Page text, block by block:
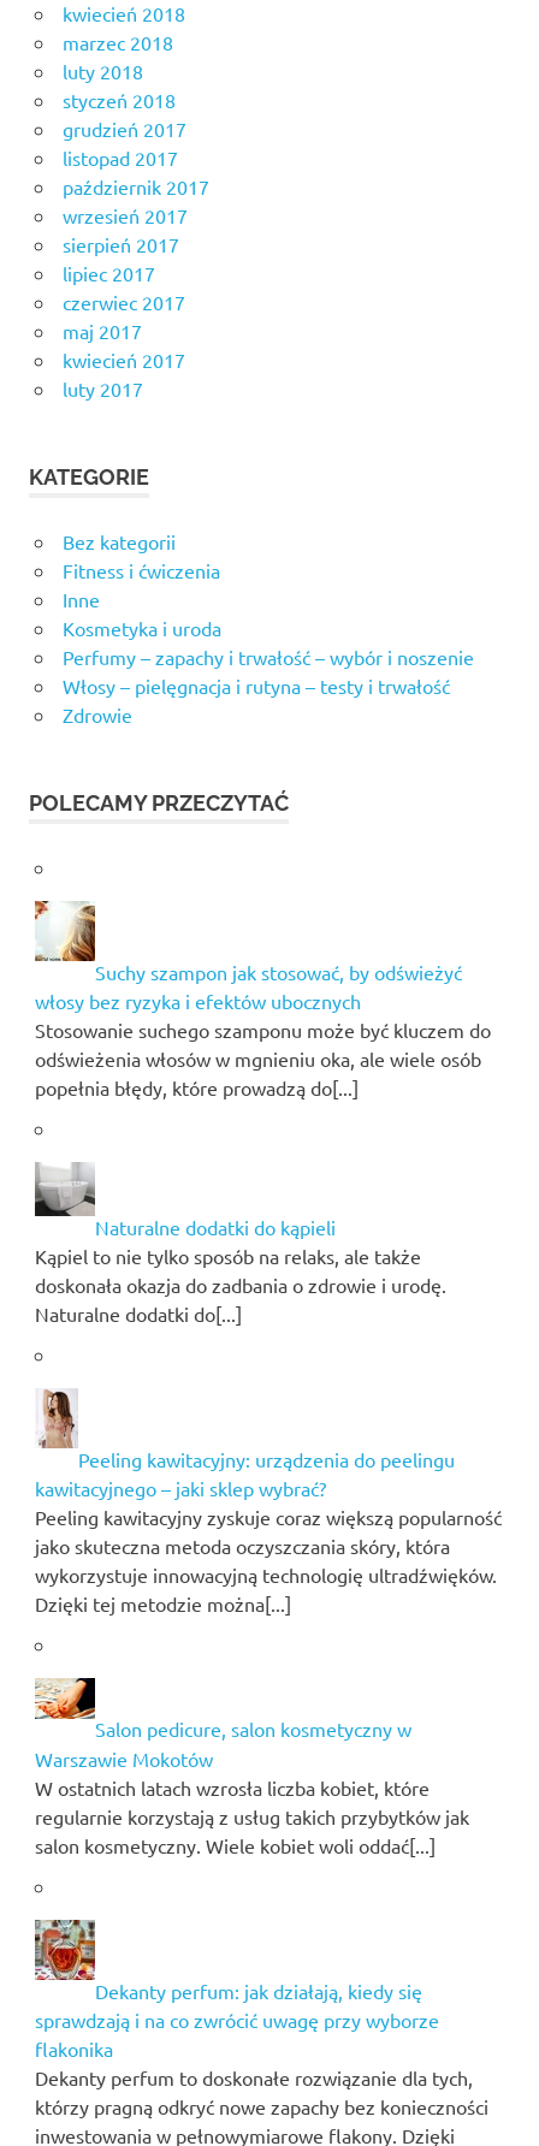
kwiecień 2018
marzec 2018
luty 2018
styczeń 2018
grudzień 2017
listopad 2017
październik 2017
wrzesień 2017
sierpień 2017
lipiec 2017
czerwiec 2017
maj 2017
kwiecień 2017
luty 2017
KATEGORIE
Bez kategorii
Fitness i ćwiczenia
Inne
Kosmetyka i uroda
Perfumy – zapachy i trwałość – wybór i noszenie
Włosy – pielęgnacja i rutyna – testy i trwałość
Zdrowie
POLECAMY PRZECZYTAĆ
Suchy szampon jak stosować, by odświeżyć
włosy bez ryzyka i efektów ubocznych
Stosowanie suchego szamponu może być kluczem do
odświeżenia włosów w mgnieniu oka, ale wiele osób
popełnia błędy, które prowadzą do[...]
Naturalne dodatki do kąpieli
Kąpiel to nie tylko sposób na relaks, ale także
doskonała okazja do zadbania o zdrowie i urodę.
Naturalne dodatki do[...]
Peeling kawitacyjny: urządzenia do peelingu
kawitacyjnego – jaki sklep wybrać?
Peeling kawitacyjny zyskuje coraz większą popularność
jako skuteczna metoda oczyszczania skóry, która
wykorzystuje innowacyjną technologię ultradźwięków.
Dzięki tej metodzie można[...]
Salon pedicure, salon kosmetyczny w
Warszawie Mokotów
W ostatnich latach wzrosła liczba kobiet, które
regularnie korzystają z usług takich przybytków jak
salon kosmetyczny. Wiele kobiet woli oddać[...]
Dekanty perfum: jak działają, kiedy się
sprawdzają i na co zwrócić uwagę przy wyborze
flakonika
Dekanty perfum to doskonałe rozwiązanie dla tych,
którzy pragną odkryć nowe zapachy bez konieczności
inwestowania w pełnowymiarowe flakony. Dzięki